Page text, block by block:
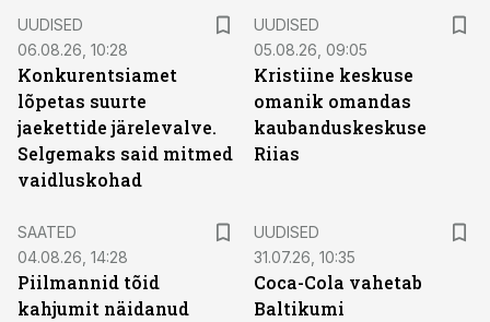
UUDISED
06.08.26, 10:28
Konkurentsiamet
lõpetas suurte
jaekettide järelevalve.
Selgemaks said mitmed
vaidluskohad
UUDISED
05.08.26, 09:05
Kristiine keskuse
omanik omandas
kaubanduskeskuse
Riias
SAATED
04.08.26, 14:28
Piilmannid tõid
kahjumit näidanud
UUDISED
31.07.26, 10:35
Coca-Cola vahetab
Baltikumi